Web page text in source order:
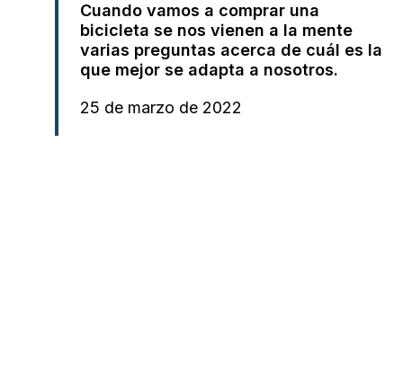
Cuando vamos a comprar una
bicicleta se nos vienen a la mente
varias preguntas acerca de cuál es la
que mejor se adapta a nosotros.
25 de marzo de 2022